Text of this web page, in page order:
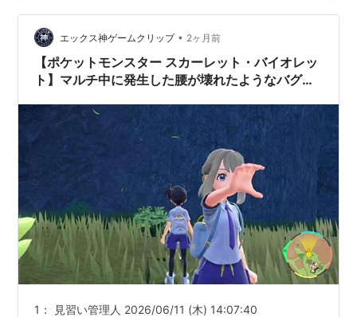
エックス神ゲームクリップ • 2ヶ月前
【ポケットモンスター スカーレット・バイオレッ
ト】マルチ中に発生した腰が壊れたようなバグが
1： 見習い管理人 2026/06/11 (木) 14:07:40